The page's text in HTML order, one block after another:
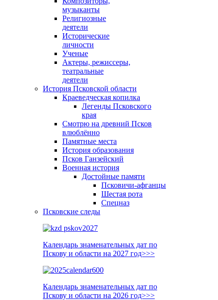
музыканты
Религиозные
деятели
Исторические
личности
Ученые
Актеры, режиссеры,
театральные
деятели
История Псковской области
Краеведческая копилка
Легенды Псковского
края
Смотрю на древний Псков
влюблённо
Памятные места
История образования
Псков Ганзейский
Военная история
Достойные памяти
Псковичи-афганцы
Шестая рота
Спецназ
Псковские следы
Календарь знаменательных дат по
Пскову и области на 2027 год>>>
Календарь знаменательных дат по
Пскову и области на 2026 год>>>